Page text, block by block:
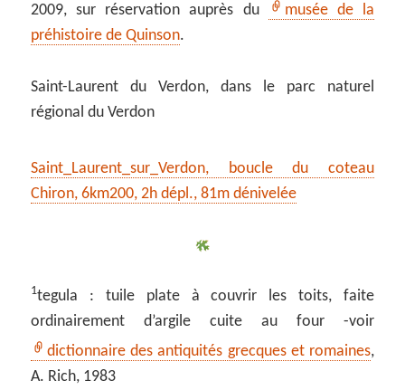
2009, sur réservation auprès du
musée de la
préhistoire de Quinson.
Saint-Laurent du Verdon, dans le parc naturel
régional du Verdon
Saint_Laurent_sur_Verdon, boucle du coteau
Chiron, 6km200, 2h dépl., 81m dénivelée
1tegula : tuile plate à couvrir les toits, faite
ordinairement d’argile cuite au four -voir
dictionnaire des antiquités grecques et romaines,
A. Rich, 1983